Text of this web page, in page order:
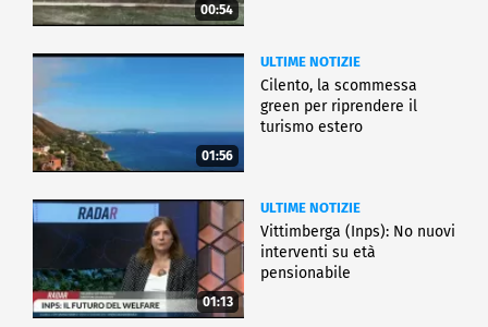
00:54
01:56
ULTIME NOTIZIE
Cilento, la scommessa
green per riprendere il
turismo estero
01:13
ULTIME NOTIZIE
Vittimberga (Inps): No nuovi
interventi su età
pensionabile